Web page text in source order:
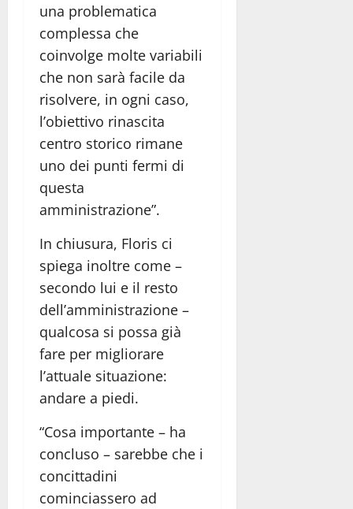
una problematica
complessa che
coinvolge molte variabili
che non sarà facile da
risolvere, in ogni caso,
l’obiettivo rinascita
centro storico rimane
uno dei punti fermi di
questa
amministrazione”.
In chiusura, Floris ci
spiega inoltre come –
secondo lui e il resto
dell’amministrazione –
qualcosa si possa già
fare per migliorare
l’attuale situazione:
andare a piedi.
“Cosa importante – ha
concluso – sarebbe che i
concittadini
cominciassero ad